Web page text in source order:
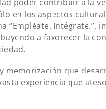
poder contribuir a la
en los aspectos
“Empléate. Intégrate.”,
a favorecer la
memorización que
experiencia que